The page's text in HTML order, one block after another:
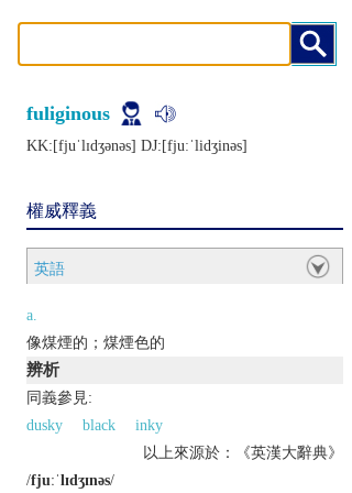
fuliginous
KK:[fjuˈlɪdʒǝnǝs] DJ:[fjuːˈlidʒinǝs]
權威釋義
英語
a.
像煤煙的；煤煙色的
辨析
同義參見:
dusky
black
inky
以上來源於：《英漢大辭典》
/fjuːˈlɪdʒɪnəs/